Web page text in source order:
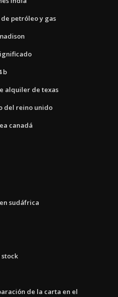
petróleo y gas
b
alquiler de texas
del reino unido
canadá
sudáfrica
de la carta en el